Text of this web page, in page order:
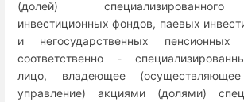
(долей) специализированного
инвестиционных фондов, паевых
и негосударственных
соответственно -
лицо, владеющее (осуществляющее
управление) акциями (долями)